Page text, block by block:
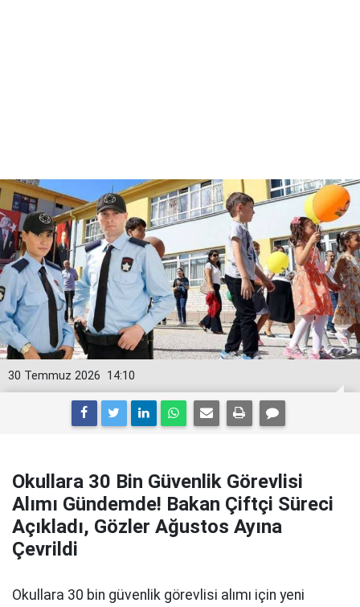
14:10
30 Temmuz 2026
Okullara 30 Bin Güvenlik Görevlisi
Alımı Gündemde! Bakan Çiftçi Süreci
Açıkladı, Gözler Ağustos Ayına
Çevrildi
Okullara 30 bin güvenlik görevlisi alımı için yeni